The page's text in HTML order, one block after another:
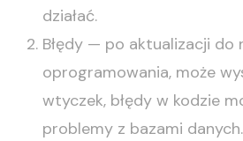
działać.
Błędy — po aktualizacji do
oprogramowania, może
wtyczek, błędy w kodzie
problemy z bazami